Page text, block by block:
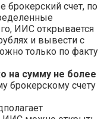
счет, по
ИИС открывается
и вывести с
только по факту
на сумму не более
брокерскому счету